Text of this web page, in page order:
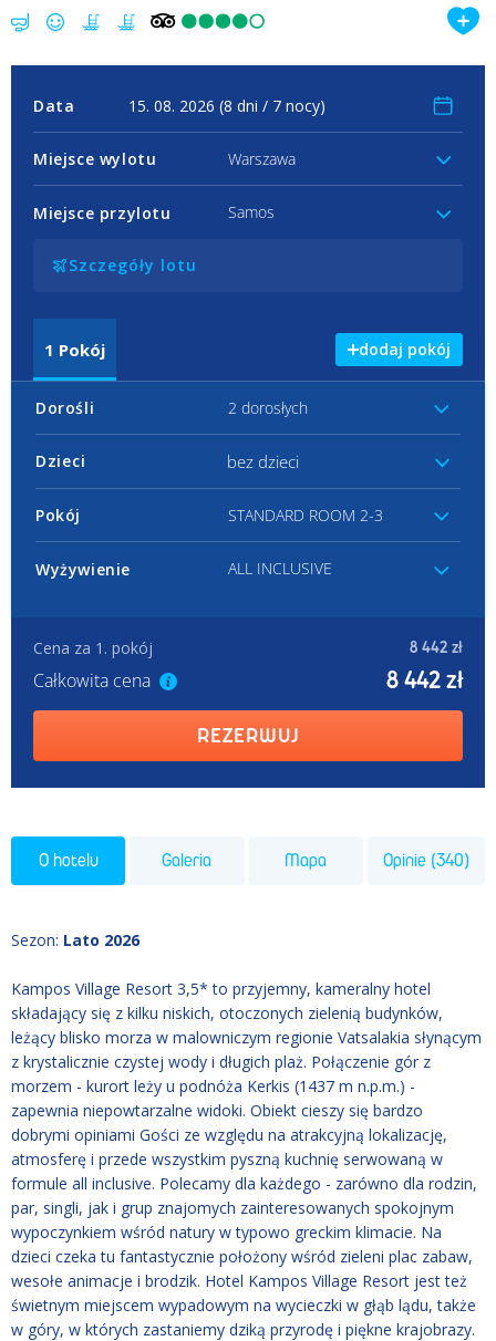
Data
Miejsce wylotu Warszawa
Miejsce przylotu Samos
Szczegóły lotu
1 Pokój dodaj pokój
Dorośli 2 dorosłych
Dzieci bez dzieci
Pokój STANDARD ROOM 2-3
Wyżywienie ALL INCLUSIVE
Cena za 1. pokój 8 442 zł
Całkowita cena 8 442 zł
REZERWUJ
O hotelu Galeria Mapa Opinie (340)
Sezon: Lato 2026
Kampos Village Resort 3,5* to przyjemny, kameralny hotel
składający się z kilku niskich, otoczonych zielenią budynków,
leżący blisko morza w malowniczym regionie Vatsalakia słynącym
z krystalicznie czystej wody i długich plaż. Połączenie gór z
morzem - kurort leży u podnóża Kerkis (1437 m n.p.m.) -
zapewnia niepowtarzalne widoki. Obiekt cieszy się bardzo
dobrymi opiniami Gości ze względu na atrakcyjną lokalizację,
atmosferę i przede wszystkim pyszną kuchnię serwowaną w
formule all inclusive. Polecamy dla każdego - zarówno dla rodzin,
par, singli, jak i grup znajomych zainteresowanych spokojnym
wypoczynkiem wśród natury w typowo greckim klimacie. Na
dzieci czeka tu fantastycznie położony wśród zieleni plac zabaw,
wesołe animacje i brodzik. Hotel Kampos Village Resort jest też
świetnym miejscem wypadowym na wycieczki w głąb lądu, także
w góry, w których zastaniemy dziką przyrodę i piękne krajobrazy.